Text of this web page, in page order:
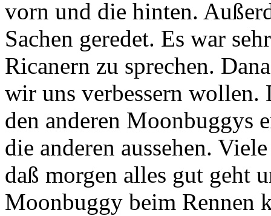
vorn und die hinten.
Sachen geredet. Es war
Ricanern zu sprechen.
wir uns verbessern wollen.
den anderen Moonbuggys
die anderen aussehen.
daß morgen alles gut geht
Moonbuggy beim Rennen